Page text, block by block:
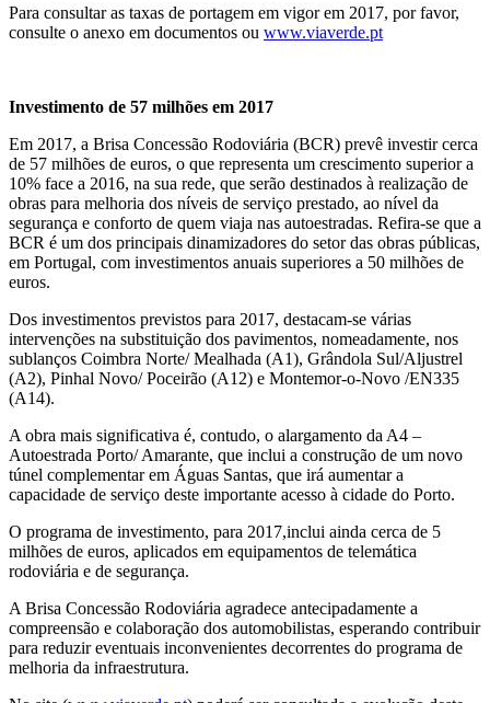
Para consultar as taxas de portagem em vigor em 2017, por favor,
consulte o anexo em documentos ou www.viaverde.pt
Investimento de 57 milhões em 2017
Em 2017, a Brisa Concessão Rodoviária (BCR) prevê investir cerca
de 57 milhões de euros, o que representa um crescimento superior a
10% face a 2016, na sua rede, que serão destinados à realização de
obras para melhoria dos níveis de serviço prestado, ao nível da
segurança e conforto de quem viaja nas autoestradas. Refira-se que a
BCR é um dos principais dinamizadores do setor das obras públicas,
em Portugal, com investimentos anuais superiores a 50 milhões de
euros.
Dos investimentos previstos para 2017, destacam-se várias
intervenções na substituição dos pavimentos, nomeadamente, nos
sublanços Coimbra Norte/ Mealhada (A1), Grândola Sul/Aljustrel
(A2), Pinhal Novo/ Poceirão (A12) e Montemor-o-Novo /EN335
(A14).
A obra mais significativa é, contudo, o alargamento da A4 –
Autoestrada Porto/ Amarante, que inclui a construção de um novo
túnel complementar em Águas Santas, que irá aumentar a
capacidade de serviço deste importante acesso à cidade do Porto.
O programa de investimento, para 2017,inclui ainda cerca de 5
milhões de euros, aplicados em equipamentos de telemática
rodoviária e de segurança.
A Brisa Concessão Rodoviária agradece antecipadamente a
compreensão e colaboração dos automobilistas, esperando contribuir
para reduzir eventuais inconvenientes decorrentes do programa de
melhoria da infraestrutura.